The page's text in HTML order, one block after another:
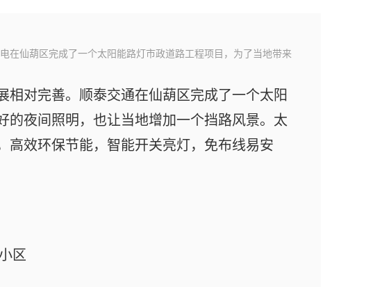
在仙葫区完成了一个太阳能路灯市政道路工程项目，为了当地带来
对完善。顺泰交通在仙葫区完成了一个太阳
夜间照明，也让当地增加一个挡路风景。太
效环保节能，智能开关亮灯，免布线易安
区